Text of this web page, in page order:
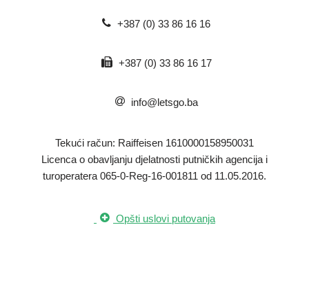
+387 (0) 33 86 16 16
+387 (0) 33 86 16 17
info@letsgo.ba
Tekući račun: Raiffeisen 1610000158950031
​Licenca o obavljanju djelatnosti putničkih agencija i
turoperatera 065-0-Reg-16-001811 od 11.05.2016.
Opšti uslovi putovanja